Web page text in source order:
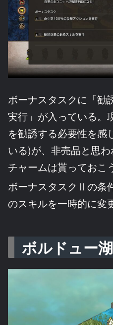
ボーナスタスクに「勧
実行」が入っている。
を勧誘する必要性を感
いる)が、非売品と思
チャームは貰っておこ
ボーナスタスクⅡの条
のスキルを一時的に変
ボルドュー